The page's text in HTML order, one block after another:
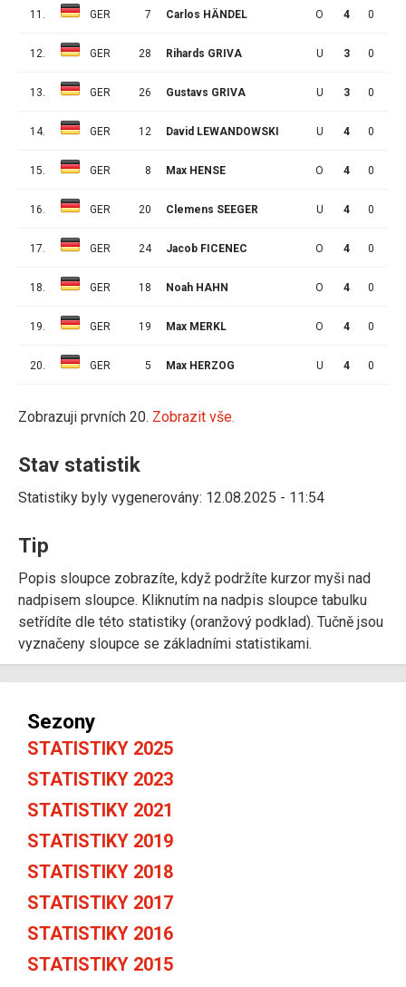
11. GER 7 Carlos HÄNDEL O 4 0
12. GER 28 Rihards GRIVA U 3 0
13. GER 26 Gustavs GRIVA U 3 0
14. GER 12 David LEWANDOWSKI U 4 0
15. GER 8 Max HENSE O 4 0
16. GER 20 Clemens SEEGER U 4 0
17. GER 24 Jacob FICENEC O 4 0
18. GER 18 Noah HAHN O 4 0
19. GER 19 Max MERKL O 4 0
20. GER 5 Max HERZOG U 4 0
Zobrazuji prvních 20. Zobrazit vše.
Stav statistik
Statistiky byly vygenerovány: 12.08.2025 - 11:54
Tip
Popis sloupce zobrazíte, když podržíte kurzor myši nad
nadpisem sloupce. Kliknutím na nadpis sloupce tabulku
setřídíte dle této statistiky (oranžový podklad). Tučně jsou
vyznačeny sloupce se základními statistikami.
Sezony
STATISTIKY 2025
STATISTIKY 2023
STATISTIKY 2021
STATISTIKY 2019
STATISTIKY 2018
STATISTIKY 2017
STATISTIKY 2016
STATISTIKY 2015